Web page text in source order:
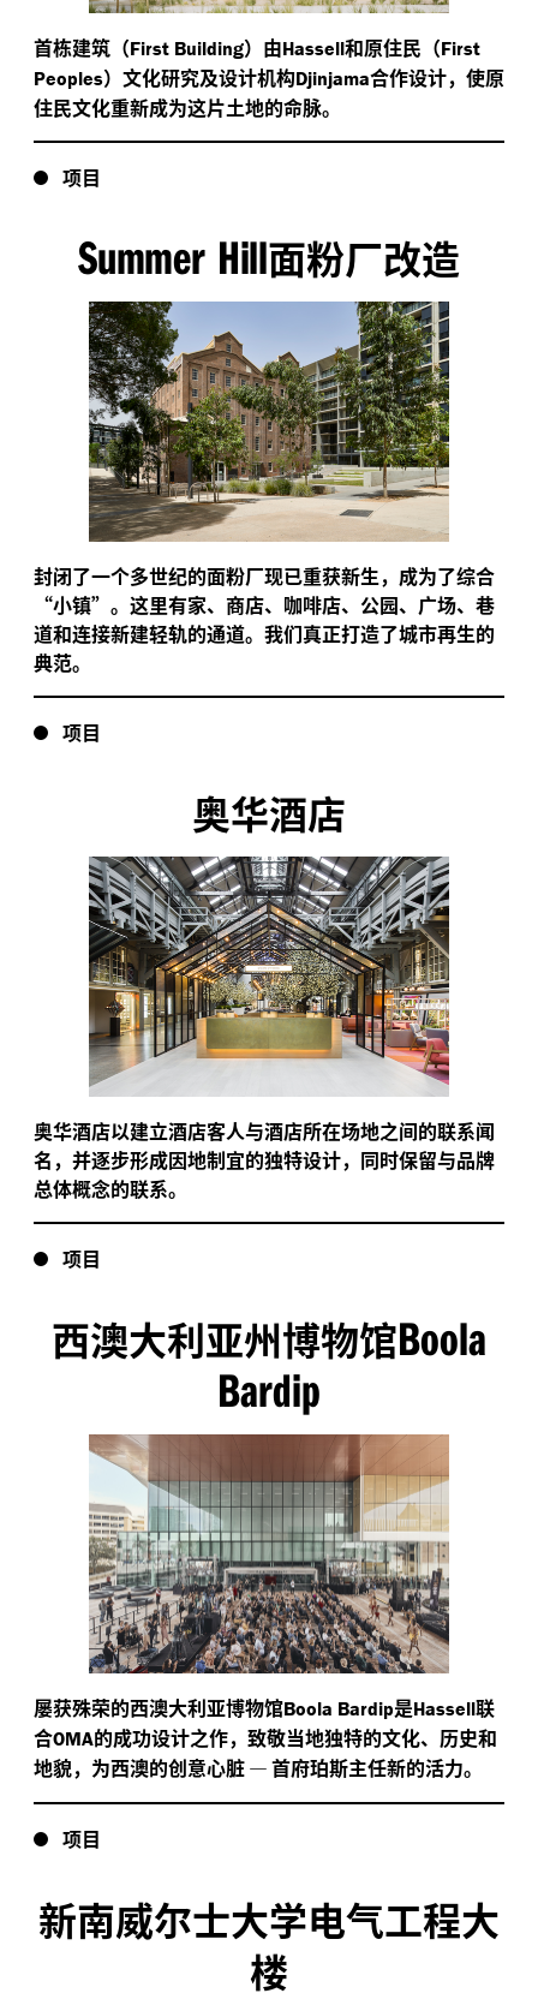
首栋建筑（First Building）由Hassell和原住民（First
Peoples）文化研究及设计机构Djinjama合作设计，使原
住民文化重新成为这片土地的命脉。
项目
Summer Hill面粉厂改造
封闭了一个多世纪的面粉厂现已重获新生，成为了综合
“小镇”。这里有家、商店、咖啡店、公园、广场、巷
道和连接新建轻轨的通道。我们真正打造了城市再生的
典范。
项目
奥华酒店
奥华酒店以建立酒店客人与酒店所在场地之间的联系闻
名，并逐步形成因地制宜的独特设计，同时保留与品牌
总体概念的联系。
项目
西澳大利亚州博物馆Boola
Bardip
屡获殊荣的西澳大利亚博物馆Boola Bardip是Hassell联
合OMA的成功设计之作，致敬当地独特的文化、历史和
地貌，为西澳的创意心脏—首府珀斯主任新的活力。
项目
新南威尔士大学电气工程大
楼